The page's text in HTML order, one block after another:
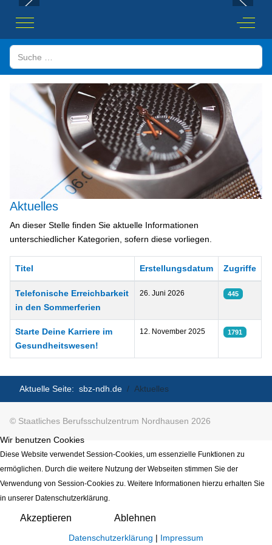
Mobile Menu Toggle Off-
Suchen
Aktuelles
An dieser Stelle finden Sie aktuelle Informationen
unterschiedlicher Kategorien, sofern diese vorliegen.
Titel Erstellungsdatum Zugriffe
Telefonische Erreichbarkeit
in den Sommerferien
26. Juni 2026 445
Starte Deine Karriere im
Gesundheitswesen!
12. November 2025 1791
Aktuelle Seite:sbz-ndh.de Aktuelles
© Staatliches Berufsschulzentrum Nordhausen 2026
Wir benutzen Cookies
Diese Website verwendet Session-Cookies, um essenzielle Funktionen zu
ermöglichen. Durch die weitere Nutzung der Webseiten stimmen Sie der
Verwendung von Session-Cookies zu. Weitere Informationen hierzu erhalten Sie
in unserer Datenschutzerklärung.
Akzeptieren Ablehnen
Datenschutzerklärung | Impressum